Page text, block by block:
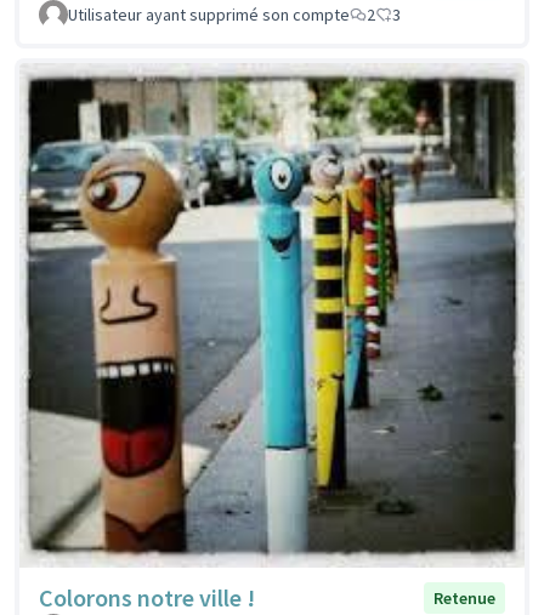
Utilisateur ayant supprimé son compte
2 3
Colorons notre ville !
Retenue